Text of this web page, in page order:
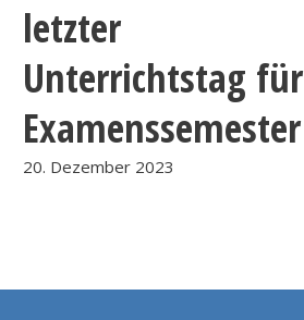
letzter
Unterrichtstag für
Examenssemester
20. Dezember 2023